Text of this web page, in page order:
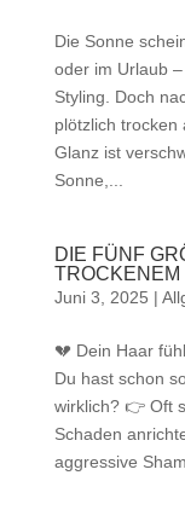
Die Sonne
oder im Urlaub
Styling. Doch
plötzlich trocken
Glanz ist
Sonne,...
DIE FÜNF
TROCKENEM
Juni 3, 2025 |
💔 Dein Haar
Du hast schon
wirklich? 👉 Oft
Schaden
aggressive